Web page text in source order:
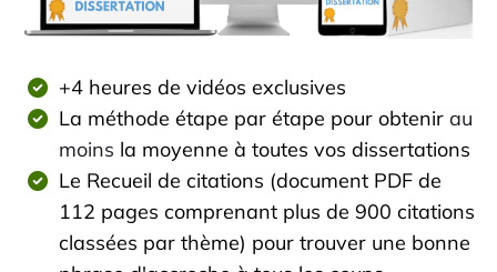
+4 heures de vidéos exclusives
La méthode étape par étape pour obtenir au
moins la moyenne à toutes vos dissertations
Le Recueil de citations (document PDF de
112 pages comprenant plus de 900 citations
classées par thème) pour trouver une bonne